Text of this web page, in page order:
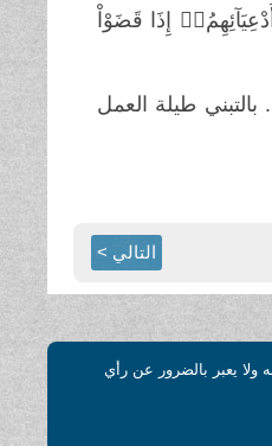
إِذَا قَضَوْاْ
طيلة العمل
التالي >
ولا يعبر بالضرور عن رأي